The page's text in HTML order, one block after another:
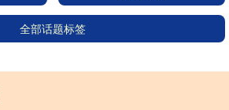
全部话题标签